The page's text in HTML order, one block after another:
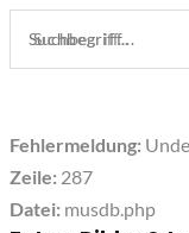
Suchbegriff...
Fehlermeldung:
Zeile: 287
Datei: musdb.php